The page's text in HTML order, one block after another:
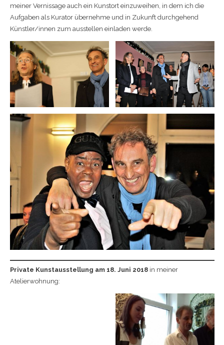
meiner Vernissage auch ein Kunstort einzuweihen, in dem ich die
Aufgaben als Kurator übernehme und in Zukunft durchgehend
Künstler/innen zum ausstellen einladen werde.
Private Kunstausstellung am 18. Juni 2018in meiner
Atelierwohnung: